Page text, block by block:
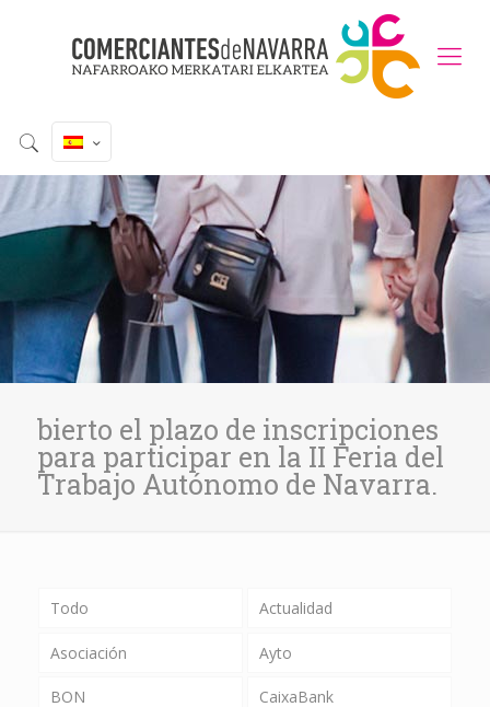
bierto el plazo de inscripciones
para participar en la II Feria del
Trabajo Autónomo de Navarra.
Todo Actualidad
Asociación Ayto
BON CaixaBank